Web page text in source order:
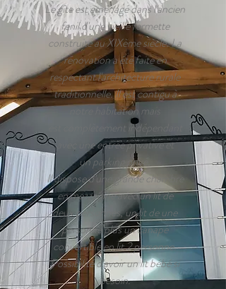
Le gîte est aménagé dans l'ancien
fenil d'une vieille fermette
construite au XIXème siècle. La
rénovation a été faite en
respectant l'architecture rurale
traditionnelle. Il est contigu à
notre habitation mais
est complètement indépendant
avec une entrée privative et
un parking privé.
Il dispose d'une grande chambre
en mezzanine avec un lit de
deux personnes, un lit de une
personne plus un canapé
convertible en lit 2 personne.
Possibilité d'avoir un lit bébé si
besoin.